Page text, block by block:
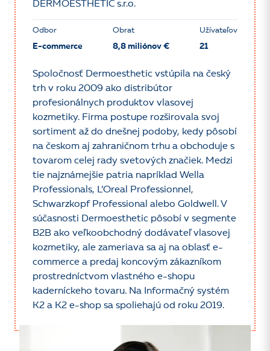
DERMOESTHETIC s.r.o.
Odbor
E-commerce
Obrat
8,8 miliónov €
Užívateľov
21
Spoločnosť Dermoesthetic vstúpila na český
trh v roku 2009 ako distribútor
profesionálnych produktov vlasovej
kozmetiky. Firma postupe rozširovala svoj
sortiment až do dnešnej podoby, kedy pôsobí
na českom aj zahraničnom trhu a obchoduje s
tovarom celej rady svetových značiek. Medzi
tie najznámejšie patria napríklad Wella
Professionals, L’Oreal Professionnel,
Schwarzkopf Professional alebo Goldwell. V
súčasnosti Dermoesthetic pôsobí v segmente
B2B ako veľkoobchodný dodávateľ vlasovej
kozmetiky, ale zameriava sa aj na oblasť e-
commerce a predaj koncovým zákazníkom
prostredníctvom vlastného e-shopu
kaderníckeho tovaru. Na Informačný systém
K2 a K2 e-shop sa spoliehajú od roku 2019.